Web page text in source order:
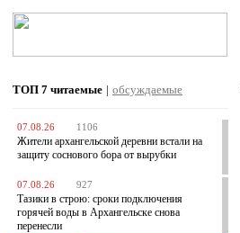
ТОП 7 читаемые | обсуждаемые
07.08.26 1106
Жители архангельской деревни встали на
защиту соснового бора от вырубки
07.08.26 927
Тазики в строю: сроки подключения
горячей воды в Архангельске снова
перенесли